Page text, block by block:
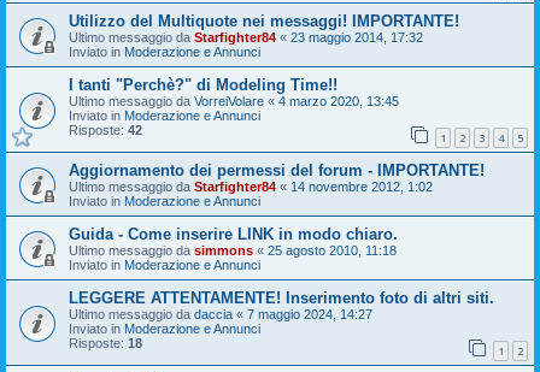
Utilizzo del Multiquote nei messaggi! IMPORTANTE!
Ultimo messaggio da Starfighter84 « 23 maggio 2014, 17:32
Inviato in Moderazione e Annunci
I tanti "Perchè?" di Modeling Time!!
Ultimo messaggio da VorreiVolare « 4 marzo 2020, 13:45
Inviato in Moderazione e Annunci
Risposte: 42 1 2 3 4 5
Aggiornamento dei permessi del forum - IMPORTANTE!
Ultimo messaggio da Starfighter84 « 14 novembre 2012, 1:02
Inviato in Moderazione e Annunci
Guida - Come inserire LINK in modo chiaro.
Ultimo messaggio da simmons « 25 agosto 2010, 11:18
Inviato in Moderazione e Annunci
LEGGERE ATTENTAMENTE! Inserimento foto di altri siti.
Ultimo messaggio da daccia « 7 maggio 2024, 14:27
Inviato in Moderazione e Annunci
Risposte: 18 1 2